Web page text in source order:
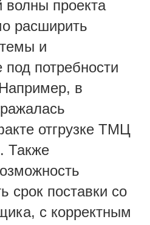
волны проекта
расширить
и
под потребности
в
отгрузке ТМЦ
Также
срок поставки со
с корректным